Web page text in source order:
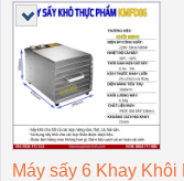
Máy sấy 6 Khay Khôi